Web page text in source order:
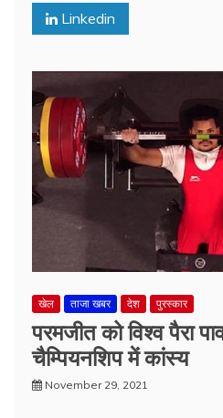
Linkedin
खेल ताजा खबर देश पुरस्कार
परमजीत को विश्व पैरा
चैम्पियनशिप में कांस्य
November 29, 2021